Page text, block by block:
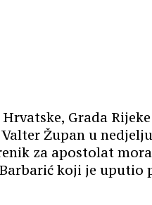
Grada
Župan u
za apostolat
koji je uputio